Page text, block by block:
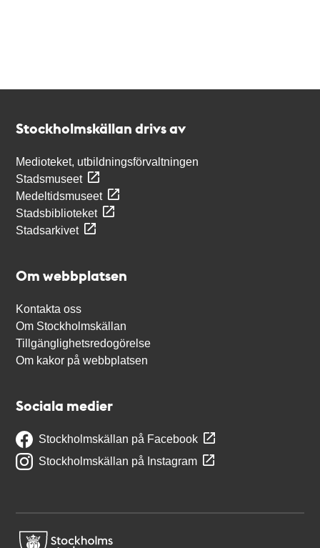
Stockholmskällan drivs av
Medioteket, utbildningsförvaltningen
Stadsmuseet
Medeltidsmuseet
Stadsbiblioteket
Stadsarkivet
Om webbplatsen
Kontakta oss
Om Stockholmskällan
Tillgänglighetsredogörelse
Om kakor på webbplatsen
Sociala medier
Stockholmskällan på Facebook
Stockholmskällan på Instagram